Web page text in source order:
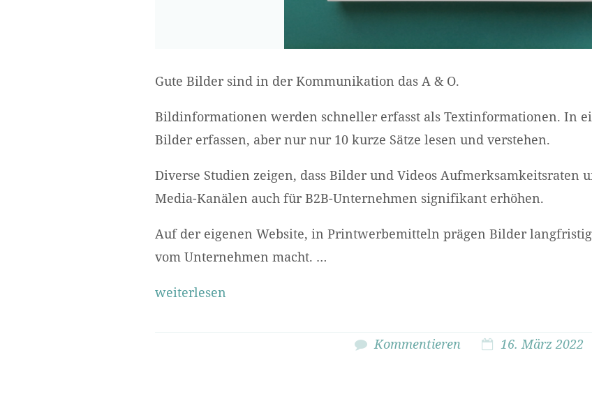
Gute Bilder sind in der Kommunikation das A & O.
Bildinformationen werden schneller erfasst als Textinformationen. In
Bilder erfassen, aber nur nur 10 kurze Sätze lesen und verstehen.
Diverse Studien zeigen, dass Bilder und Videos Aufmerksamkeitsraten
Media-Kanälen auch für B2B-Unternehmen signifikant erhöhen.
Auf der eigenen Website, in Printwerbemitteln prägen Bilder
vom Unternehmen macht. …
weiterlesen
Kommentieren 16. März 2022